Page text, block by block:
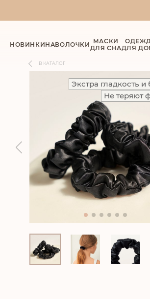
НОВИНКИНАВОЛОЧКИ МАСКИ
ДЛЯ СНАДЛЯ
В КАТАЛОГ
Экстра гладкость и
Не теряют